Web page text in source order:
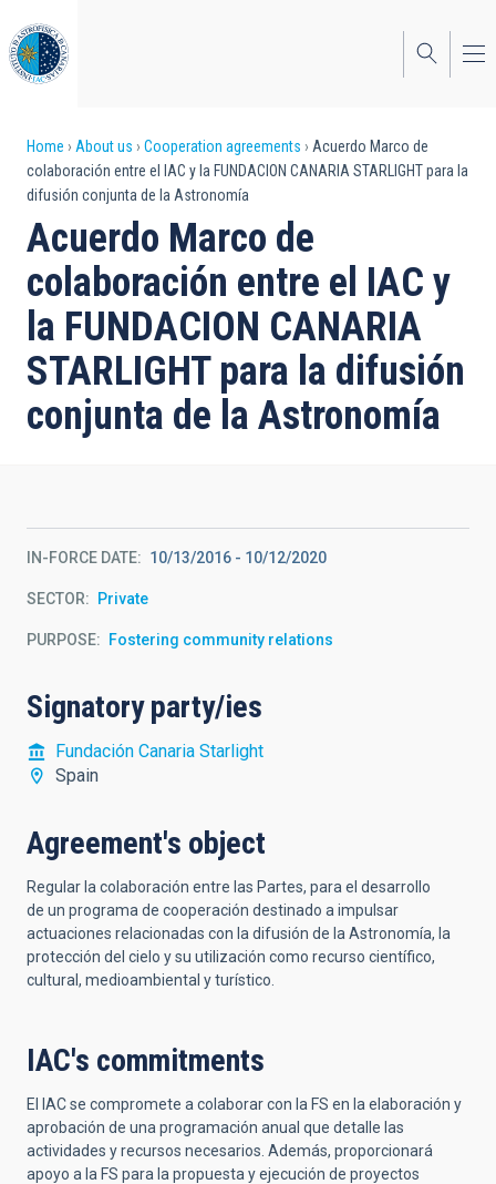
to
main
content
Breadcrumb
Home About us Cooperation agreements
Acuerdo Marco de
colaboración entre el IAC y la FUNDACION CANARIA STARLIGHT para la
difusión conjunta de la Astronomía
Acuerdo Marco de
colaboración entre el IAC y
la FUNDACION CANARIA
STARLIGHT para la difusión
conjunta de la Astronomía
IN-FORCE DATE 10/13/2016 - 10/12/2020
SECTOR Private
PURPOSE Fostering community relations
Signatory party/ies
Fundación Canaria Starlight
Spain
Agreement's object
Regular la colaboración entre las Partes, para el desarrollo
de un programa de cooperación destinado a impulsar
actuaciones relacionadas con la difusión de la Astronomía, la
protección del cielo y su utilización como recurso científico,
cultural, medioambiental y turístico.
IAC's commitments
El IAC se compromete a colaborar con la FS en la elaboración y
aprobación de una programación anual que detalle las
actividades y recursos necesarios. Además, proporcionará
apoyo a la FS para la propuesta y ejecución de proyectos